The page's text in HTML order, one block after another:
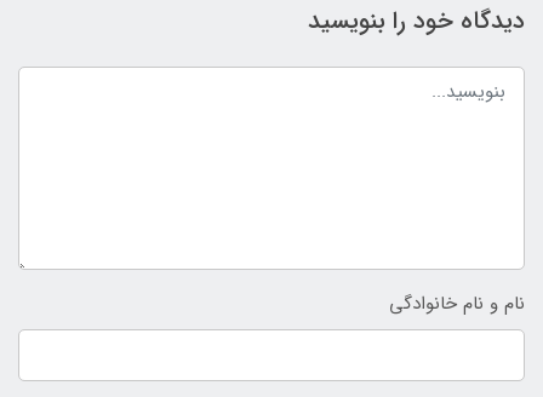
دیدگاه خود را بنویسید
نام و نام خانوادگی